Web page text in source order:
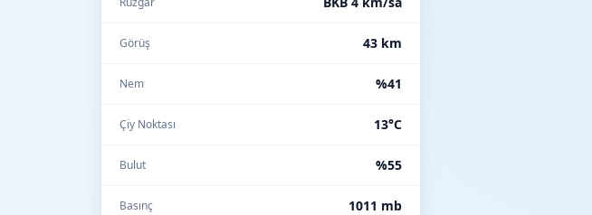
Görüş 43 km
Nem %41
Çiy Noktası 13°C
Bulut %55
Basınç 1011 mb